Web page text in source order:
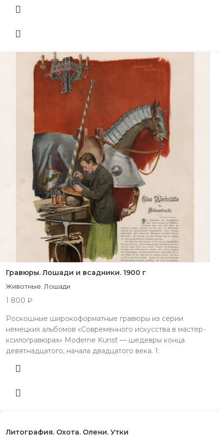
Гравюры. Лошади и всадники. 1900 г
Животные Лошади
1 800 ₽
Роскошные широкоформатные гравюры из серии
немецких альбомов «Современного искусства в мастер-
ксилогравюрах» Moderne Kunst — шедевры конца
девятнадцатого, начала двадцатого века. 1:
Литография. Охота. Олени. Утки